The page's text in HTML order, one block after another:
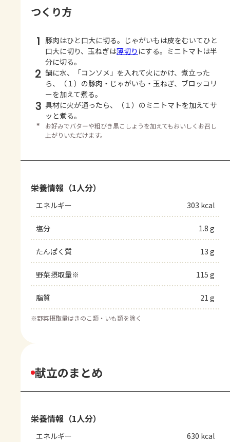
つくり方
1 豚肉はひと口大に切る。じゃがいもは皮をむいてひと
口大に切り、玉ねぎは薄切り にする。ミニトマトは半
分に切る。
2 鍋に水、「コンソメ」を入れて火にかけ、煮立った
ら、（１）の豚肉・じゃがいも・玉ねぎ、ブロッコリ
ーを加えて煮る。
3 具材に火が通ったら、（１）のミニトマトを加えてサ
ッと煮る。
＊
お好みでバターや粗びき黒こしょうを加えてもおいしくお召し
上がりいただけます。
栄養情報（1人分）
エネルギー 303 kcal
塩分 1.8 g
たんぱく質 13 g
野菜摂取量※ 115 g
脂質 21 g
※野菜摂取量はきのこ類・いも類を除く
献立のまとめ
栄養情報（1人分）
エネルギー 630 kcal